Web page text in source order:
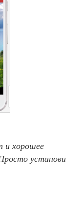
и хорошее
установи